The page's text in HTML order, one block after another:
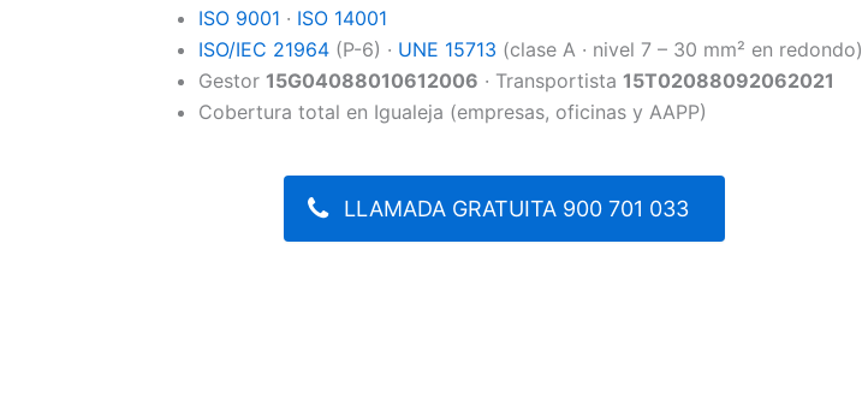
ISO 9001 · ISO 14001
ISO/IEC 21964 (P-6) · UNE 15713 (clase A · nivel 7 – 30 mm² en redondo)
Gestor 15G04088010612006 · Transportista 15T02088092062021
Cobertura total en Igualeja (empresas, oficinas y AAPP)
LLAMADA GRATUITA 900 701 033